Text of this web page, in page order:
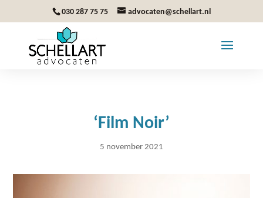
030 287 75 75 advocaten@schellart.nl
‘Film Noir’
5 november 2021